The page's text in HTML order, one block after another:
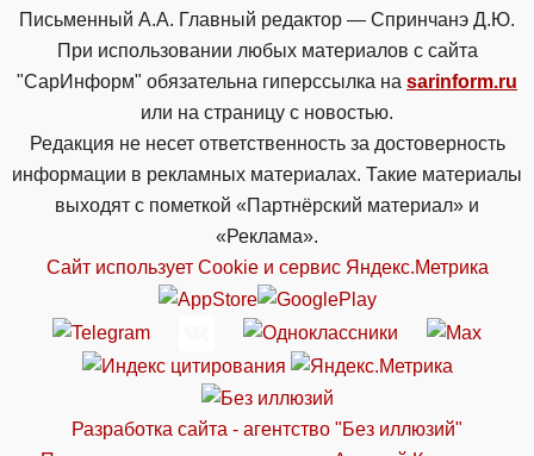
Письменный А.А. Главный редактор — Спринчанэ Д.Ю.
При использовании любых материалов с сайта
"СарИнформ" обязательна гиперссылка на sarinform.ru
или на страницу с новостью.
Редакция не несет ответственность за достоверность
информации в рекламных материалах. Такие материалы
выходят с пометкой «Партнёрский материал» и
«Реклама».
Сайт использует Cookie и сервиc Яндекс.Метрика
Разработка сайта - агентство "Без иллюзий"